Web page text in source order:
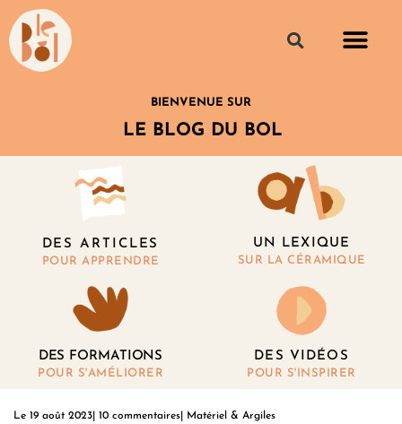
BIENVENUE SUR
LE BLOG DU BOL
DES ARTICLES
POUR APPRENDRE
UN LEXIQUE
SUR LA CÉRAMIQUE
DES FORMATIONS
POUR S'AMÉLIORER
DES VIDÉOS
POUR S'INSPIRER
Le 19 août 2023 10 commentaires Matériel & Argiles